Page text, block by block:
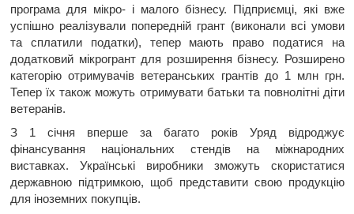
програма для мікро- і малого бізнесу. Підприємці, які вже
успішно реалізували попередній грант (виконали всі умови
та сплатили податки), тепер мають право податися на
додатковий мікрогрант для розширення бізнесу. Розширено
категорію отримувачів ветеранських грантів до 1 млн грн.
Тепер їх також можуть отримувати батьки та повнолітні діти
ветеранів.
З 1 січня вперше за багато років Уряд відроджує
фінансування національних стендів на міжнародних
виставках. Українські виробники зможуть скористатися
державною підтримкою, щоб представити свою продукцію
для іноземних покупців.